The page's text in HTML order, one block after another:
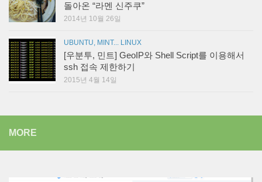
돌아온 “라멘 신주쿠”
2014년 10월 26일
UBUNTU, MINT... LINUX
[우분투, 민트] GeoIP와 Shell Script를 이용해서
ssh 접속 제한하기
2015년 4월 14일
MORE